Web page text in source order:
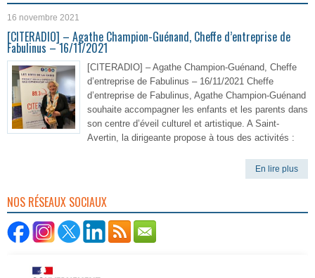
16 novembre 2021
[CITERADIO] – Agathe Champion-Guénand, Cheffe d’entreprise de
Fabulinus – 16/11/2021
[CITERADIO] – Agathe Champion-Guénand, Cheffe
d’entreprise de Fabulinus – 16/11/2021 Cheffe
d’entreprise de Fabulinus, Agathe Champion-Guénand
souhaite accompagner les enfants et les parents dans
son centre d’éveil culturel et artistique. A Saint-
Avertin, la dirigeante propose à tous des activités :
En lire plus
NOS RÉSEAUX SOCIAUX